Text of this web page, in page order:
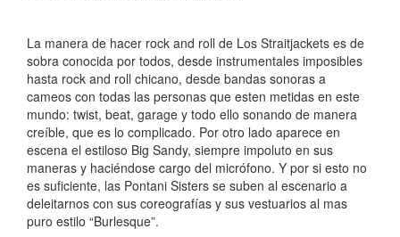
La manera de hacer rock and roll de Los Straitjackets es de
sobra conocida por todos, desde instrumentales imposibles
hasta rock and roll chicano, desde bandas sonoras a
cameos con todas las personas que esten metidas en este
mundo: twist, beat, garage y todo ello sonando de manera
creíble, que es lo complicado. Por otro lado aparece en
escena el estiloso Big Sandy, siempre impoluto en sus
maneras y haciéndose cargo del micrófono. Y por si esto no
es suficiente, las Pontani Sisters se suben al escenario a
deleitarnos con sus coreografías y sus vestuarios al mas
puro estilo “Burlesque”.